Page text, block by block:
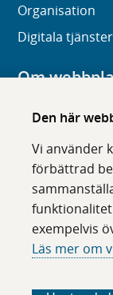
Den här
Vi använder
förbättrad
exempelvis
Läs mer om
Organisation
Digitala tjänster
Om
Om karolinska.se
Tillgänglighet
Om cookies
Följ oss i
ö
ö